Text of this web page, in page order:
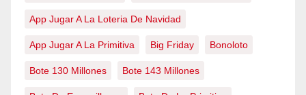
App Jugar A La Loteria De Navidad
App Jugar A La Primitiva Big Friday Bonoloto
Bote 130 Millones Bote 143 Millones